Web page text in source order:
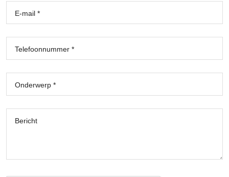
E-mail *
Telefoonnummer *
Onderwerp *
Bericht